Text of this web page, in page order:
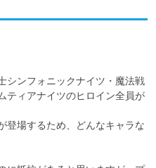
シンフォニックナイツ・魔法戦
ティアナイツのヒロイン全員が
登場するため、どんなキャラな